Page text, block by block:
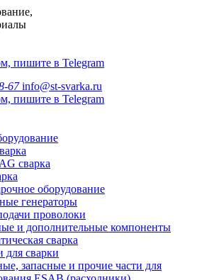
пишите в Telegram
67 info@st-svarka.ru
пишите в Telegram
сварка
оборудование
генераторы
проволоки
и дополнительные компоненты
сварка
для сварки
запасные и прочие части для